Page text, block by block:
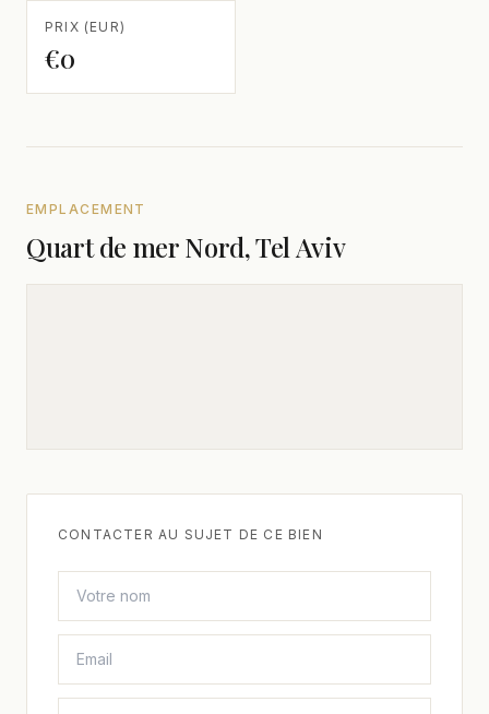
PRIX (EUR)
€0
EMPLACEMENT
Quart de mer Nord, Tel Aviv
CONTACTER AU SUJET DE CE BIEN